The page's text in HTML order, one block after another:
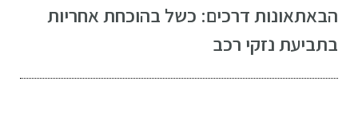
הבאתאונות דרכים: כשל בהוכחת אחריות
בתביעת נזקי רכב